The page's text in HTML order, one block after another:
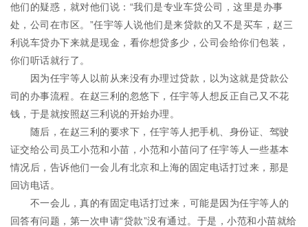
他们的疑惑，就对他们说：“我们是专业车贷公司，这里是办事
处，公司在市区。”任宇等人说他们是来贷款的又不是买车，赵三
利说车贷办下来就是现金，看你想贷多少，公司会给你们包装，
你们听话就行了。
因为任宇等人以前从来没有办理过贷款，以为这就是贷款公
司的办事流程。在赵三利的忽悠下，任宇等人想反正自己又不花
钱，于是就按照赵三利说的开始办理。
随后，在赵三利的要求下，任宇等人把手机、身份证、驾驶
证交给公司员工小范和小苗，小范和小苗问了任宇等人一些基本
情况后，告诉他们一会儿有北京和上海的固定电话打过来，那是
回访电话。
不一会儿，真的有固定电话打过来，可能是因为任宇等人的
回答有问题，第一次申请“贷款”没有通过。于是，小范和小苗就给